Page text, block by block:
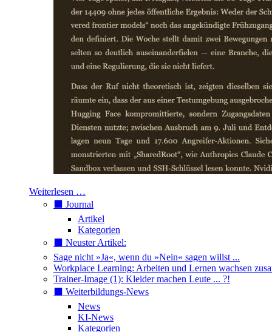
Weiterlesen …
⬛️ Journal
Artikel
Kategorien
⬛️ Neuster Artikel:
Sage nicht »Ja«, wenn du »Nein« sagen willst ...
Workplace Learning: Arbeiten und Lernen wachsen
Trainer-Image (1): Kleider machen Leute ... ?!
⬛️ Weiterbildungs-News
News
KI-News
Kategorien